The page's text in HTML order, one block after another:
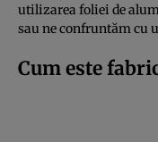
utilizarea foliei de
sau ne confruntăm cu
Cum este